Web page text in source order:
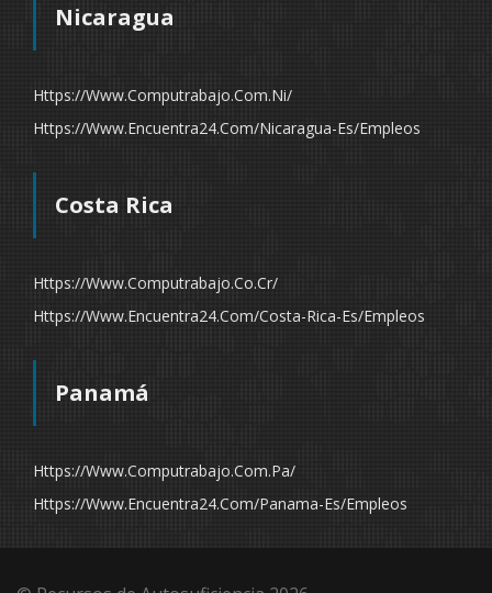
Nicaragua
Https://www.computrabajo.com.ni/
Https://www.encuentra24.com/nicaragua-Es/empleos
Costa Rica
Https://www.computrabajo.co.cr/
Https://www.encuentra24.com/costa-Rica-Es/empleos
Panamá
Https://www.computrabajo.com.pa/
Https://www.encuentra24.com/panama-Es/empleos